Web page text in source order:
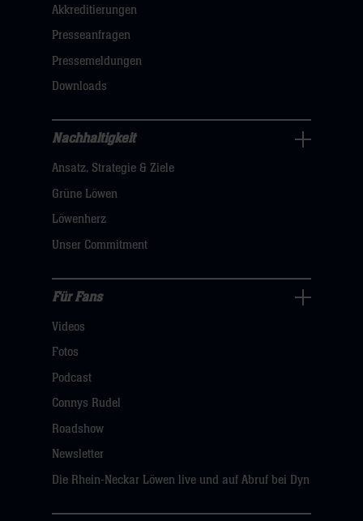
Navigation
öffnen,
dann
klicken
hier
Akkreditierungen
Presseanfragen
Pressemeldungen
Downloads
Nachhaltigkeit
Navigation
öffnen,
dann
hier
Nachhaltigkeit
Ansatz, Strategie & Ziele
Grüne Löwen
Löwenherz
Unser Commitment
Fans
Navigation
öffnen,
dann
hier
Für Fans
Videos
Fotos
Podcast
Connys Rudel
Roadshow
Newsletter
Die Rhein-Neckar Löwen live und auf Abruf bei Dyn